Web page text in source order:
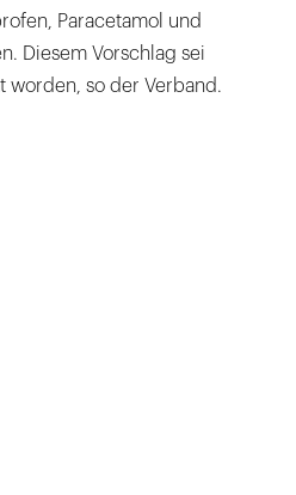
Paracetamol und
Diesem Vorschlag sei
so der Verband.